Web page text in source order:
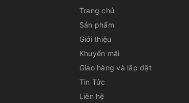
Trang chủ
Sản phẩm
Giới thiệu
Khuyến mãi
Giao hàng và lắp đặt
Tin Tức
Liên hệ